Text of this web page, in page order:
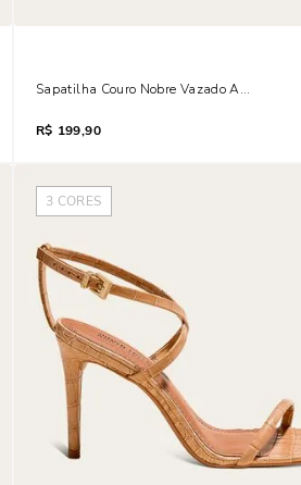
Sapatilha Couro Nobre Vazado Amarelo
R$ 199,90
3 CORES